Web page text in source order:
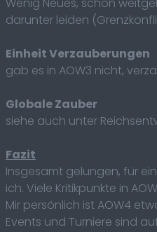
darunter leiden
Einheit Verzauberungen
gab es in AOW3 nicht,
Globale Zauber
siehe auch unter
Fazit
Insgesamt gelungen, für
ich. Viele Kritikpunkte in
Mir persönlich ist AOW4
Events und Turniere sind